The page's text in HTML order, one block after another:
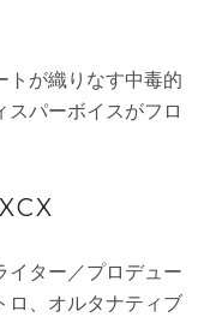
トが織りなす中毒的
スパーボイスがフロ
イター／プロデュー
ロ、オルタナティブ